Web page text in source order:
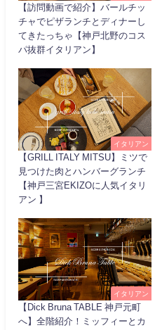
【訪問動画で紹介】バールチッ
チャでピザランチとディナーし
てきたっちゃ【神戸北野のコス
パ抜群イタリアン】
イタリアン
【GRILL ITALY MITSU】ミツで
見つけた肉とハンバーグランチ
【神戸三宮EKIZOに人気イタリ
アン 】
イタリアン
【Dick Bruna TABLE 神戸元町
へ】全階紹介！ミッフィーとカ